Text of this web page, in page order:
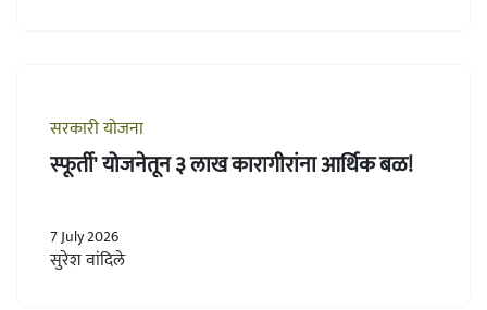
सरकारी योजना
स्फूर्ती' योजनेतून ३ लाख कारागीरांना आर्थिक बळ!
7 July 2026
सुरेश वांदिले